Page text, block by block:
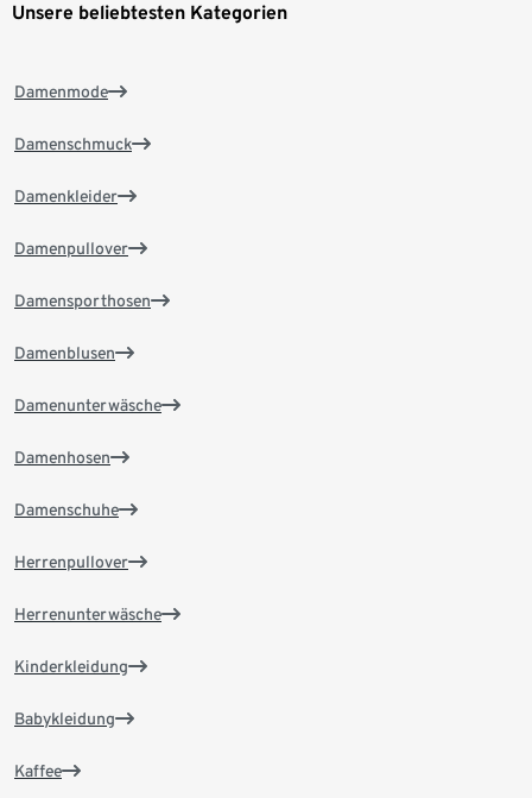
Unsere beliebtesten Kategorien
Damenmode
Damenschmuck
Damenkleider
Damenpullover
Damensporthosen
Damenblusen
Damenunterwäsche
Damenhosen
Damenschuhe
Herrenpullover
Herrenunterwäsche
Kinderkleidung
Babykleidung
Kaffee